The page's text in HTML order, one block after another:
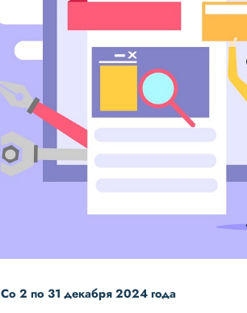
Со 2 по 31 декабря 2024 года